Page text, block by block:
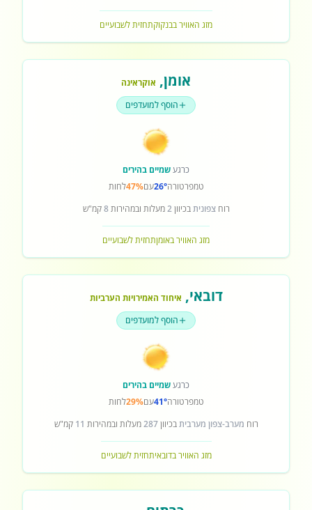
מזג האוויר בבנקוקתחזית לשבועיים
אומן, אוקראינה
הוסף למועדפים
כרגעשמיים בהירים
טמפרטורה26°עם47%לחות
רוחצפוניתבכיוון2מעלות ובמהירות8קמ"ש
מזג האוויר באומןתחזית לשבועיים
דובאי, איחוד האמירויות הערביות
הוסף למועדפים
כרגעשמיים בהירים
טמפרטורה41°עם29%לחות
רוח מערב-צפון מערביתבכיוון287מעלות ובמהירות 11 קמ"ש
מזג האוויר בדובאיתחזית לשבועיים